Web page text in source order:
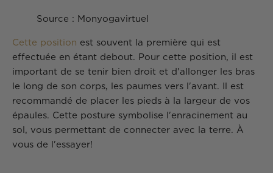
Source : Monyogavirtuel
Cette position est souvent la première qui est
effectuée en étant debout. Pour cette position, il est
important de se tenir bien droit et d'allonger les bras
le long de son corps, les paumes vers l'avant. Il est
recommandé de placer les pieds à la largeur de vos
épaules. Cette posture symbolise l'enracinement au
sol, vous permettant de connecter avec la terre. À
vous de l'essayer!